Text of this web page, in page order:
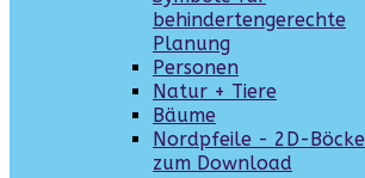
behindertengerechte
Planung
Personen
Natur + Tiere
Bäume
Nordpfeile - 2D-Böcke
zum Download